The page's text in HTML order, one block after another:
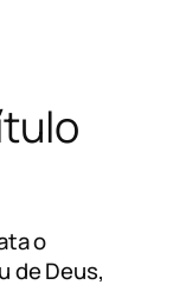
o
de Deus,